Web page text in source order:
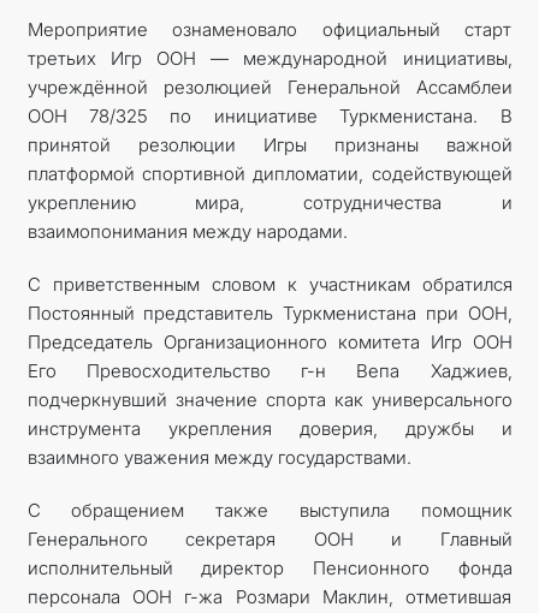
Мероприятие ознаменовало официальный старт
третьих Игр ООН — международной инициативы,
учреждённой резолюцией Генеральной Ассамблеи
ООН 78/325 по инициативе Туркменистана. В
принятой резолюции Игры признаны важной
платформой спортивной дипломатии, содействующей
укреплению мира, сотрудничества и
взаимопонимания между народами.
С приветственным словом к участникам обратился
Постоянный представитель Туркменистана при ООН,
Председатель Организационного комитета Игр ООН
Его Превосходительство г-н Вепа Хаджиев,
подчеркнувший значение спорта как универсального
инструмента укрепления доверия, дружбы и
взаимного уважения между государствами.
С обращением также выступила помощник
Генерального секретаря ООН и Главный
исполнительный директор Пенсионного фонда
персонала ООН г-жа Розмари Маклин, отметившая